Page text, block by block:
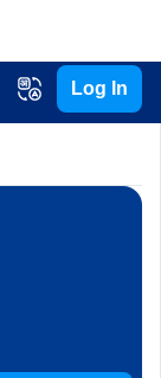
Log In